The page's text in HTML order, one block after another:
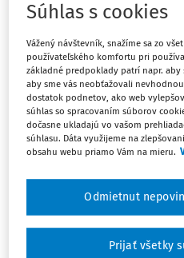
Ups, zatiaľ ste
Celý odborný
dostupný
obsahu a
zdarma, stačí sa
Vďaka registrácii
Súhlas s cookies
Vážený návštevník, snažíme sa zo
používateľského komfortu pri
základné predpoklady patrí napr.
aby sme vás neobťažovali
dostatok podnetov, ako web
súhlas so spracovaním súborov
dočasne ukladajú vo vašom
súhlasu. Dáta využijeme na
obsahu webu priamo Vám na mieru.
Odmietnut
Prijať všetky